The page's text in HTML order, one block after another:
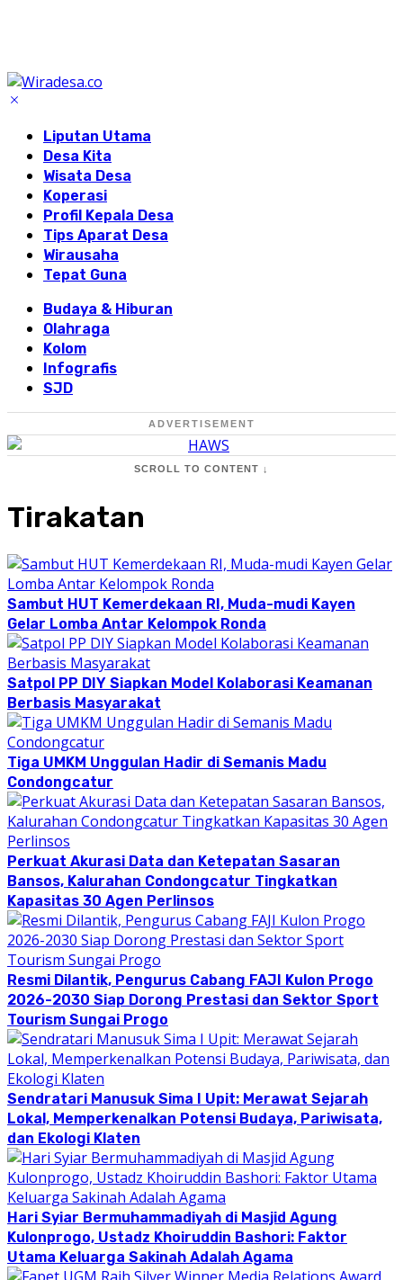
Liputan Utama
Desa Kita
Wisata Desa
Koperasi
Profil Kepala Desa
Tips Aparat Desa
Wirausaha
Tepat Guna
Budaya & Hiburan
Olahraga
Kolom
Infografis
SJD
ADVERTISEMENT
SCROLL TO CONTENT ↓
Tirakatan
Sambut HUT Kemerdekaan RI, Muda-mudi Kayen
Gelar Lomba Antar Kelompok Ronda
Satpol PP DIY Siapkan Model Kolaborasi Keamanan
Berbasis Masyarakat
Tiga UMKM Unggulan Hadir di Semanis Madu
Condongcatur
Perkuat Akurasi Data dan Ketepatan Sasaran
Bansos, Kalurahan Condongcatur Tingkatkan
Kapasitas 30 Agen Perlinsos
Resmi Dilantik, Pengurus Cabang FAJI Kulon Progo
2026-2030 Siap Dorong Prestasi dan Sektor Sport
Tourism Sungai Progo
Sendratari Manusuk Sima I Upit: Merawat Sejarah
Lokal, Memperkenalkan Potensi Budaya, Pariwisata,
dan Ekologi Klaten
Hari Syiar Bermuhammadiyah di Masjid Agung
Kulonprogo, Ustadz Khoiruddin Bashori: Faktor
Utama Keluarga Sakinah Adalah Agama